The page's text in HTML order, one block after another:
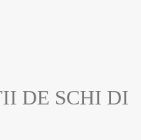
DE SCHI DI